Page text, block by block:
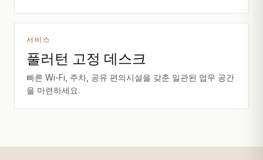
서비스
풀러턴 고정 데스크
빠른 Wi-Fi, 주차, 공유 편의시설을 갖춘 일관된 업무 공간
을 마련하세요.